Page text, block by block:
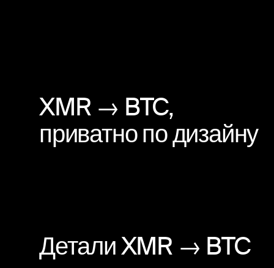
XMR → BTC,
приватно по дизайну
Детали XMR → BTC